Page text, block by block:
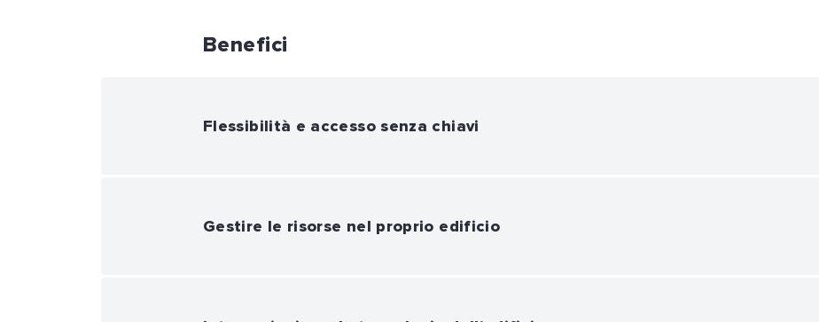
Benefici
Flessibilità e accesso senza chiavi
Gestire le risorse nel proprio edificio